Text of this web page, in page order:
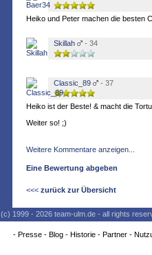
Heiko und Peter machen die besten
Skillah - 34
Classic_89 - 37
Heiko ist der Beste! & macht die
Weiter so! ;)
Weitere Kommentare anzeigen...
Eine Bewertung abgeben
<<< zurück zur Übersicht
(c) 1999 - 2026 team-ulm.de - all rights
- Presse- Blog- Historie- Partner-